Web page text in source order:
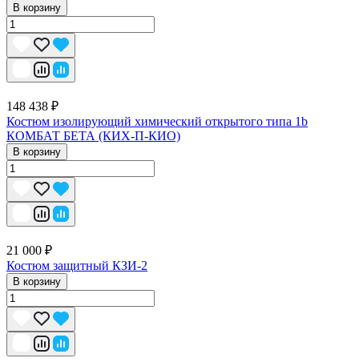
В корзину
148 438 ₽
Костюм изолирующий химический открытого типа 1b
КОМБАТ БЕТА (КИХ-П-КИО)
В корзину
21 000 ₽
Костюм защитный КЗИ-2
В корзину